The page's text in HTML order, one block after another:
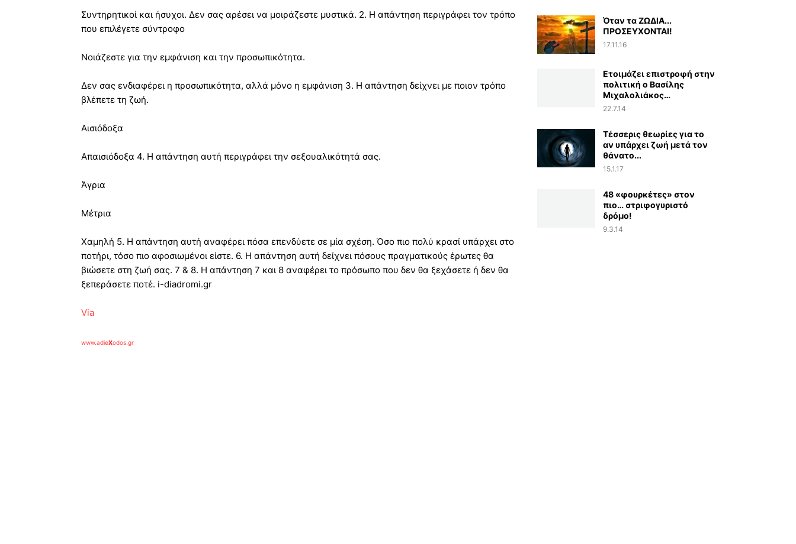
Συντηρητικοί και ήσυχοι. Δεν σας αρέσει να μοιράζεστε μυστικά. 2. Η απάντηση περιγράφει τον τρόπο
που επιλέγετε σύντροφο
Νοιάζεστε για την εμφάνιση και την προσωπικότητα.
Δεν σας ενδιαφέρει η προσωπικότητα, αλλά μόνο η εμφάνιση 3. Η απάντηση δείχνει με ποιον τρόπο
βλέπετε τη ζωή.
Αισιόδοξα
Απαισιόδοξα 4. Η απάντηση αυτή περιγράφει την σεξουαλικότητά σας.
Άγρια
Μέτρια
Χαμηλή 5. Η απάντηση αυτή αναφέρει πόσα επενδύετε σε μία σχέση. Όσο πιο πολύ κρασί υπάρχει στο
ποτήρι, τόσο πιο αφοσιωμένοι είστε. 6. Η απάντηση αυτή δείχνει πόσους πραγματικούς έρωτες θα
βιώσετε στη ζωή σας. 7 & 8. Η απάντηση 7 και 8 αναφέρει το πρόσωπο που δεν θα ξεχάσετε ή δεν θα
ξεπεράσετε ποτέ. i-diadromi.gr
Via
www.adieXodos.gr
Όταν τα ΖΩΔΙΑ...
ΠΡΟΣΕΥΧΟΝΤΑΙ!
17.11.16
Ετοιμάζει επιστροφή στην
πολιτική ο Βασίλης
Μιχαλολιάκος…
22.7.14
Τέσσερις θεωρίες για το
αν υπάρχει ζωή μετά τον
θάνατο...
15.1.17
48 «φουρκέτες» στον
πιο… στριφογυριστό
δρόμο!
9.3.14